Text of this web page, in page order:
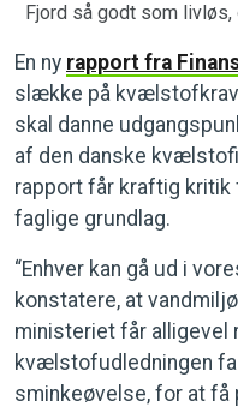
Fjord så godt som
En ny rapport fra
slække på
skal danne
af den danske
rapport får kraftig
faglige grundlag.
“Enhver kan gå ud i
konstatere, at
ministeriet får alligevel
kvælstofudledningen
sminkeøvelse, for at få